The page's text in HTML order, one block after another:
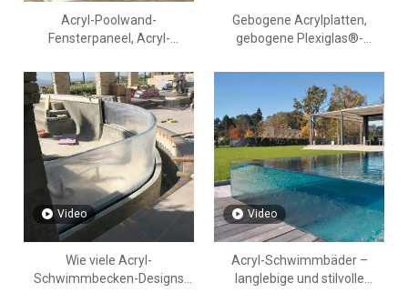
Acryl-Poolwand-
Fensterpaneel, Acryl-
Stunden-Service – LEYU
Gebogene Acrylplatten,
gebogene Plexiglas®-
biegt – Leyu
Video
Wie viele Acryl-
Schwimmbecken-Designs
Video
Acryl-Schwimmbäder –
langlebige und stilvolle